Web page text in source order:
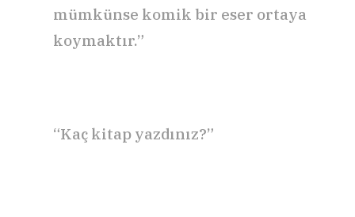
mümkünse komik bir eser ortaya
koymaktır.”
“Kaç kitap yazdınız?”